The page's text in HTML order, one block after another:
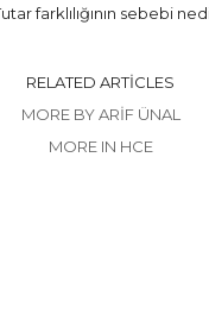
farklılığının sebebi
RELATED ARTICLES
MORE BY ARIF ÜNAL
MORE IN HCE